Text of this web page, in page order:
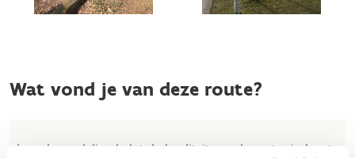
Wat vond je van deze route?
Jouw beoordeling helpt de kwaliteit van de routes in kaart